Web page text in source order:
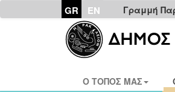
GR EN Γραμμή
Ο ΤΟΠΟΣ ΜΑΣ